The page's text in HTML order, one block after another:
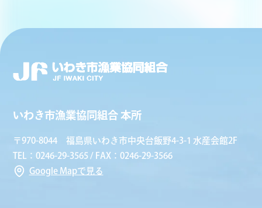
いわき市漁業協同組合 本所
〒970-8044 福島県いわき市中央台飯野4-3-1 水産会館2F
TEL：0246-29-3565 / FAX：0246-29-3566
Google Mapで見る